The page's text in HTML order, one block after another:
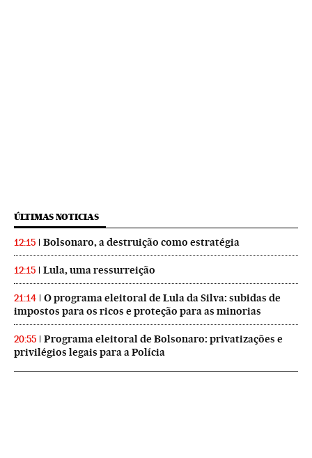
ÚLTIMAS NOTICIAS
12:15 Bolsonaro, a destruição como estratégia
12:15 Lula, uma ressurreição
21:14
O programa eleitoral de Lula da Silva: subidas de
impostos para os ricos e proteção para as minorias
20:55
Programa eleitoral de Bolsonaro: privatizações e
privilégios legais para a Polícia